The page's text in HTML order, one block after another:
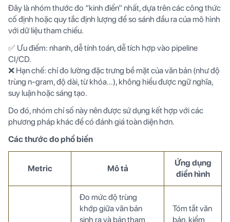
Đây là nhóm thước đo “kinh điển” nhất, dựa trên các công thức
cố định hoặc quy tắc định lượng để so sánh đầu ra của mô hình
với dữ liệu tham chiếu.
✅ Ưu điểm: nhanh, dễ tính toán, dễ tích hợp vào pipeline
CI/CD.
❌ Hạn chế: chỉ đo lường đặc trưng bề mặt của văn bản (như độ
trùng n-gram, độ dài, từ khóa…), không hiểu được ngữ nghĩa,
suy luận hoặc sáng tạo.
Do đó, nhóm chỉ số này nên được sử dụng kết hợp với các
phương pháp khác để có đánh giá toàn diện hơn.
Các thước đo phổ biến
Metric Mô tả
Ứng dụng
điển hình
Đo mức độ trùng
khớp giữa văn bản
sinh ra và bản tham
Tóm tắt văn
bản, kiểm